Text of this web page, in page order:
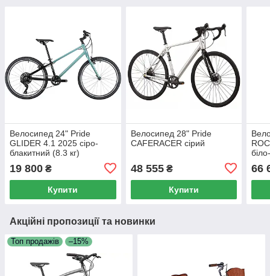
Велосипед 24" Pride
GLIDER 4.1 2025 сіро-
блакитний (8.3 кг)
19 800 ₴
Купити
Велосипед 28" Pride
CAFERACER сірий
48 555₴
Купити
66
Акційні пропозиції та новинки
Топ продажів –15%